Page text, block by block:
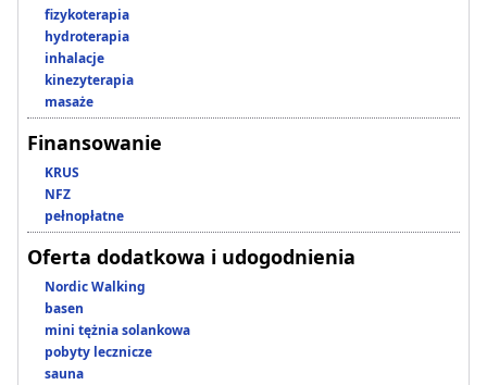
fizykoterapia
hydroterapia
inhalacje
kinezyterapia
masaże
Finansowanie
KRUS
NFZ
pełnopłatne
Oferta dodatkowa i udogodnienia
Nordic Walking
basen
mini tężnia solankowa
pobyty lecznicze
sauna